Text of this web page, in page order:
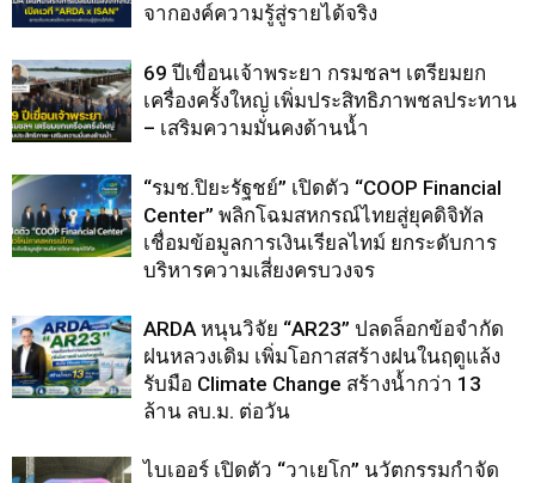
จากองค์ความรู้สู่รายได้จริง
69 ปีเขื่อนเจ้าพระยา กรมชลฯ เตรียมยก
เครื่องครั้งใหญ่ เพิ่มประสิทธิภาพชลประทาน
– เสริมความมั่นคงด้านน้ำ
“รมช.ปิยะรัฐชย์” เปิดตัว “COOP Financial
Center” พลิกโฉมสหกรณ์ไทยสู่ยุคดิจิทัล
เชื่อมข้อมูลการเงินเรียลไทม์ ยกระดับการ
บริหารความเสี่ยงครบวงจร
ARDA หนุนวิจัย “AR23” ปลดล็อกข้อจำกัด
ฝนหลวงเดิม เพิ่มโอกาสสร้างฝนในฤดูแล้ง
รับมือ Climate Change สร้างน้ำกว่า 13
ล้าน ลบ.ม. ต่อวัน
ไบเออร์ เปิดตัว “วาเยโก” นวัตกรรมกำจัด